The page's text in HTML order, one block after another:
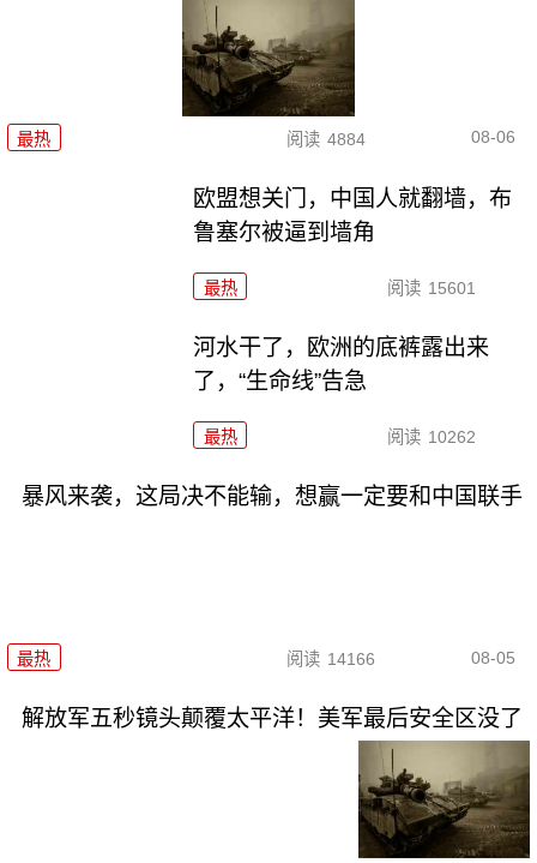
最热 阅读 4884 08-06
欧盟想关门，中国人就翻墙，布
鲁塞尔被逼到墙角
最热 阅读 15601
河水干了，欧洲的底裤露出来
了，“生命线”告急
最热 阅读 10262
暴风来袭，这局决不能输，想赢一定要和中国联手
最热 阅读 14166 08-05
解放军五秒镜头颠覆太平洋！美军最后安全区没了